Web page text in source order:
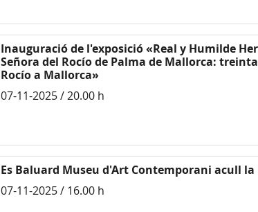
Inauguració de l'exposició «Real y Humilde
Señora del Rocío de Palma de Mallorca:
Rocío a Mallorca»
07-11-2025 / 20.00 h
Es Baluard Museu d'Art Contemporani acull la
07-11-2025 / 16.00 h